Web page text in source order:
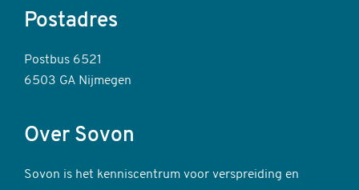
Postadres
Postbus 6521
6503 GA Nijmegen
Over Sovon
Sovon is het kenniscentrum voor verspreiding en